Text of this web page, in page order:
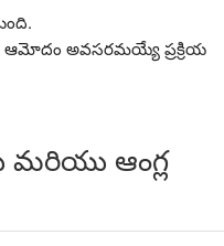
ఆమోదం అవసరమయ్యే ప్రక్రియ
ఆంగ్ల